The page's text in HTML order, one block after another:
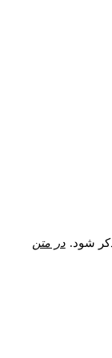
شود. در متن